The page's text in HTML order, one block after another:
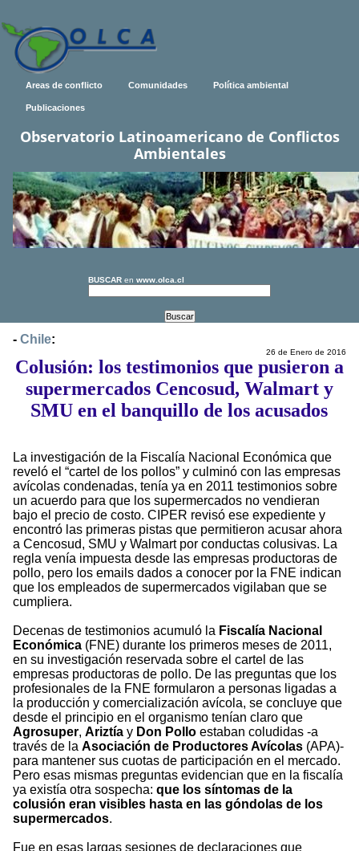
Areas de conflicto Comunidades Política ambiental
Publicaciones
Observatorio Latinoamericano de Conflictos
Ambientales
BUSCAR en www.olca.cl
- Chile:
26 de Enero de 2016
Colusión: los testimonios que pusieron a
supermercados Cencosud, Walmart y
SMU en el banquillo de los acusados
La investigación de la Fiscalía Nacional Económica que
reveló el “cartel de los pollos” y culminó con las empresas
avícolas condenadas, tenía ya en 2011 testimonios sobre
un acuerdo para que los supermercados no vendieran
bajo el precio de costo. CIPER revisó ese expediente y
encontró las primeras pistas que permitieron acusar ahora
a Cencosud, SMU y Walmart por conductas colusivas. La
regla venía impuesta desde las empresas productoras de
pollo, pero los emails dados a conocer por la FNE indican
que los empleados de supermercados vigilaban que se
cumpliera.
Decenas de testimonios acumuló la Fiscalía Nacional
Económica (FNE) durante los primeros meses de 2011,
en su investigación reservada sobre el cartel de las
empresas productoras de pollo. De las preguntas que los
profesionales de la FNE formularon a personas ligadas a
la producción y comercialización avícola, se concluye que
desde el principio en el organismo tenían claro que
Agrosuper, Ariztía y Don Pollo estaban coludidas -a
través de la Asociación de Productores Avícolas (APA)-
para mantener sus cuotas de participación en el mercado.
Pero esas mismas preguntas evidencian que en la fiscalía
ya existía otra sospecha: que los síntomas de la
colusión eran visibles hasta en las góndolas de los
supermercados.
Fue en esas largas sesiones de declaraciones que